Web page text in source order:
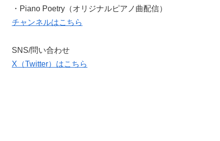
・Piano Poetry（オリジナルピアノ曲配信）
チャンネルはこちら
SNS/問い合わせ
X（Twitter）はこちら